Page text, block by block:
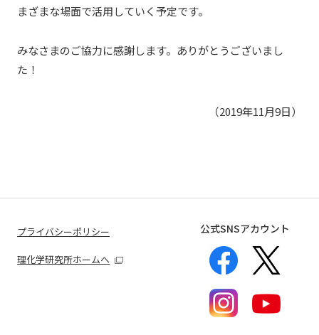
まざまな場面で活用していく予定です。
みなさまのご協力に感謝します。ありがとうございまし
た！
（2019年11月9日）
プライバシーポリシー
理化学研究所ホームへ
公式SNSアカウント